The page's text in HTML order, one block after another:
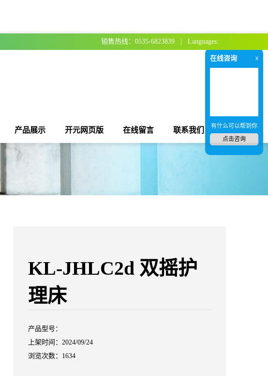
销售热线：0535-6823839 | Languages:
产品展示 开元网页版 在线留言 联系我们
KL-JHLC2d 双摇护
理床
产品型号：
上架时间：2024/09/24
浏览次数：1634
在线咨询 x
有什么可以帮到你
点击咨询